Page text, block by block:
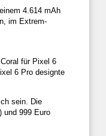
4.614 mAh
im Extrem-
für Pixel 6
6 Pro designte
sein. Die
und 999 Euro